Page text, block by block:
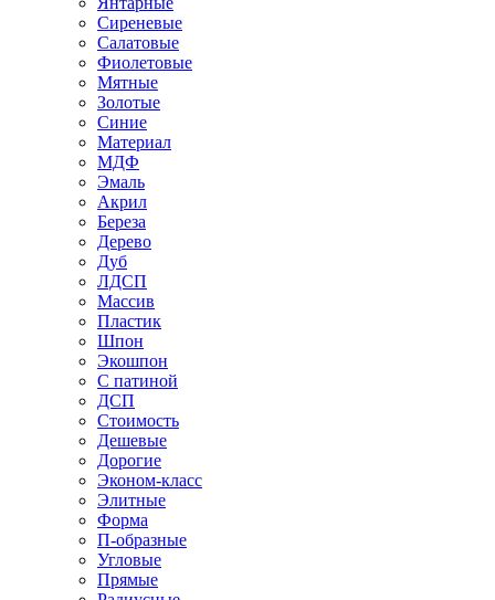
Сиреневые
Салатовые
Фиолетовые
Мятные
Золотые
Синие
Материал
МДФ
Эмаль
Акрил
Береза
Дерево
Дуб
ЛДСП
Массив
Пластик
Шпон
Экошпон
С патиной
ДСП
Стоимость
Дешевые
Дорогие
Эконом-класс
Элитные
Форма
П-образные
Угловые
Прямые